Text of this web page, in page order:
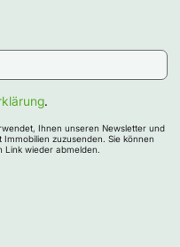
.
Ihnen unseren Newsletter und
zuzusenden. Sie können
Link wieder abmelden.